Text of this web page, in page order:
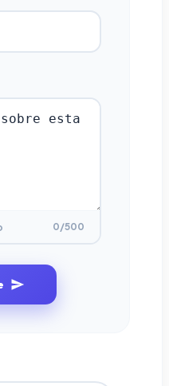
0/500